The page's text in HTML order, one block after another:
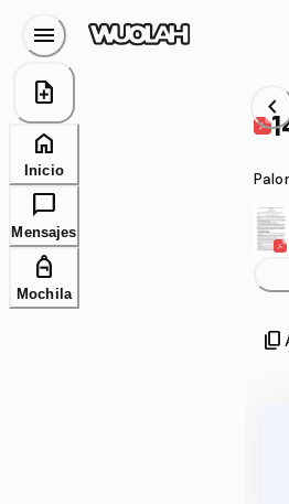
chevron_left
content_copy
menu
note_add
home
Inicio
chat_bubble
Mensajes
personal_bag
Mochila